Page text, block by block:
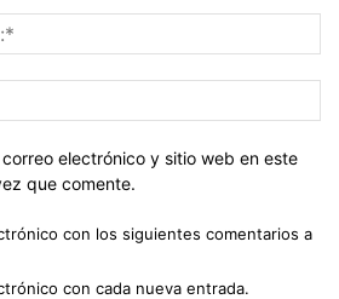
electrónico y sitio web en este
que comente.
con los siguientes comentarios a
con cada nueva entrada.